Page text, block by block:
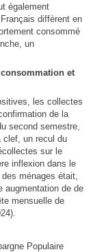
également
diffèrent en
consommé
un
et
les collectes
de la
second semestre,
clef, un recul du
sur le
inflexion dans le
ménages était,
augmentation de de
mensuelle de
Populaire